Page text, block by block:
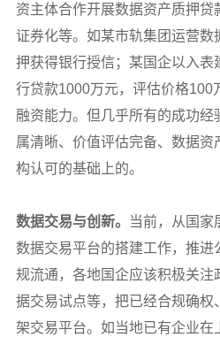
资主体合作开展数据资产质押贷
证券化等。如某市轨集团运营数
押获得银行授信；某国企以入表
行贷款1000万元，评估价格100
融资能力。但几乎所有的成功经
属清晰、价值评估完备、数据
构认可的基础上的。
数据交易与创新。
当前，从国家
数据交易平台的搭建工作，推进
规流通，各地国企应该积极关注
据交易试点等，把已经合规确权
架交易平台。如当地已有企业在